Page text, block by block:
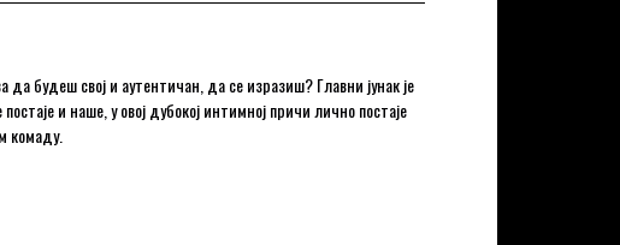
будеш свој и аутентичан, да се изразиш? Главни јунак је
и наше, у овој дубокој интимној причи лично постаје
комаду.